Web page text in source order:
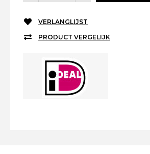
VERLANGLIJST
PRODUCT VERGELIJK